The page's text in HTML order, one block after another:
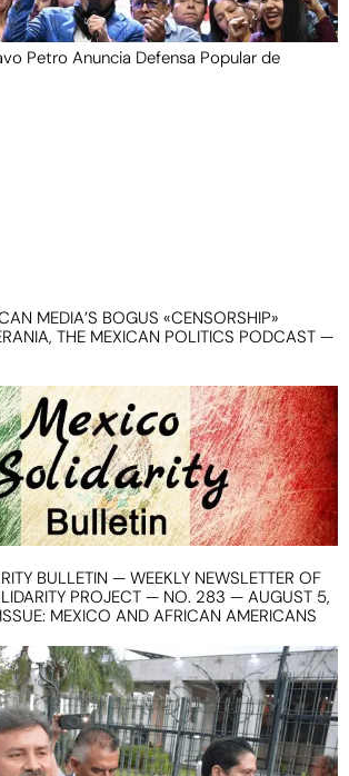
Petro Anuncia Defensa Popular de
MEDIA’S BOGUS «CENSORSHIP»
THE MEXICAN POLITICS PODCAST —
BULLETIN — WEEKLY NEWSLETTER OF
PROJECT — NO. 283 — AUGUST 5,
MEXICO AND AFRICAN AMERICANS